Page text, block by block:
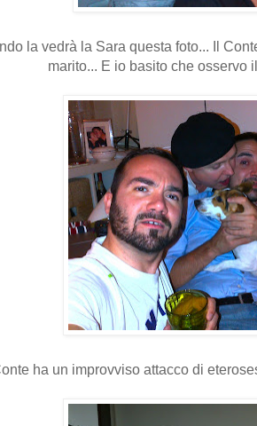
la vedrà la Sara questa foto... Il
marito... E io basito che osservo
ha un improvviso attacco di